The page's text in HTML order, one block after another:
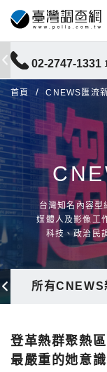
02-2747-1331
首頁 CNEWS匯流
台灣知名內容
媒體人及影像工
科技、政治民
所有CNEWS
登革熱群聚熱
最嚴重的她意